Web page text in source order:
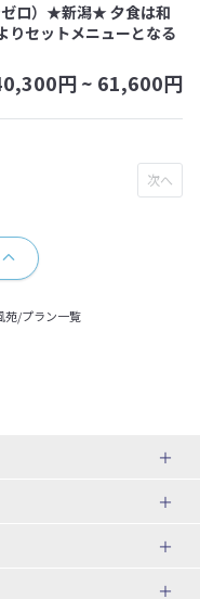
ロ）★新潟★ 夕食は和
セットメニューとなる
円 ~ 61,600円
苑/プラン一覧